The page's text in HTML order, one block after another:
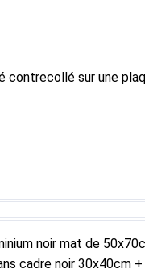
sur une
noir mat de
cadre noir 30x40cm